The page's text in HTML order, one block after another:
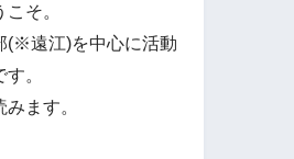
そ。
(※遠江)を中心に活動
。
ます。